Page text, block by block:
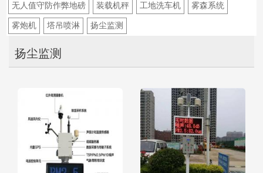
无人值守防作弊地磅 装载机秤 工地洗车机 雾森系统
雾炮机 塔吊喷淋 扬尘监测
扬尘监测